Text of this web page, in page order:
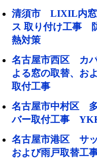
清須市 LIXIL内窓
ス 取り付け工事
熱対策
名古屋市西区 カ
よる窓の取替、お
取付工事
名古屋市中村区
バー取付工事
名古屋市港区 サ
および雨戸取替工